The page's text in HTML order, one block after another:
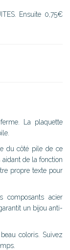
Ensuite 0,75€
La plaquette
du côté pile de ce
de la fonction
propre texte pour
composants acier
un bijou anti-
coloris. Suivez